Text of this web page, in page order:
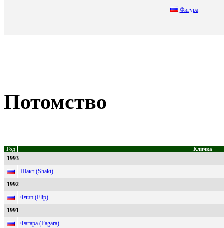
Фигуpa
Потомство
Год Кличка
1993
Шакт (Shakt)
1992
Флип (Flip)
1991
Фагара (Fagara)